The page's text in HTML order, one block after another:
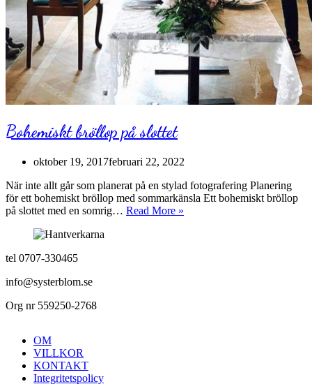
Bohemiskt bröllop på slottet
oktober 19, 2017februari 22, 2022
När inte allt går som planerat på en stylad fotografering Planering
för ett bohemiskt bröllop med sommarkänsla Ett bohemiskt bröllop
på slottet med en somrig… Read More »
tel 0707-330465
info@systerblom.se
Org nr 559250-2768
OM
VILLKOR
KONTAKT
Integritetspolicy